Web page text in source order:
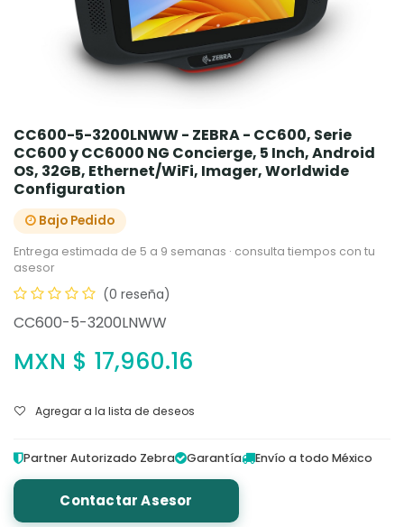
CC600-5-3200LNWW - ZEBRA - CC600, Serie
CC600 y CC6000 NG Concierge, 5 Inch, Android
OS, 32GB, Ethernet/WiFi, Imager, Worldwide
Configuration
Bajo Pedido
Entrega estimada de 5 a 9 semanas · consulta tiempos con tu
asesor
(0 reseña)
CC600-5-3200LNWW
MXN $ 17,960.16
Agregar a la lista de deseos
Partner Autorizado Zebra Garantía Envío a todo México
Contactar Asesor